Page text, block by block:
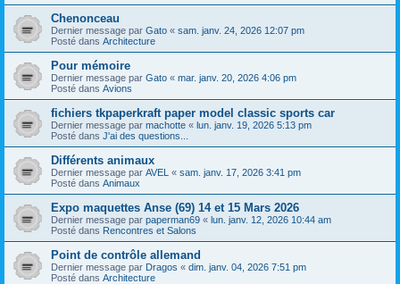
Chenonceau
Dernier message par Gato « sam. janv. 24, 2026 12:07 pm
Posté dans Architecture
Pour mémoire
Dernier message par Gato « mar. janv. 20, 2026 4:06 pm
Posté dans Avions
fichiers tkpaperkraft paper model classic sports car
Dernier message par machotte « lun. janv. 19, 2026 5:13 pm
Posté dans J'ai des questions...
Différents animaux
Dernier message par AVEL « sam. janv. 17, 2026 3:41 pm
Posté dans Animaux
Expo maquettes Anse (69) 14 et 15 Mars 2026
Dernier message par paperman69 « lun. janv. 12, 2026 10:44 am
Posté dans Rencontres et Salons
Point de contrôle allemand
Dernier message par Dragos « dim. janv. 04, 2026 7:51 pm
Posté dans Architecture